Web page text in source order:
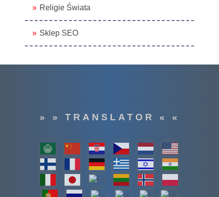
Religie Świata
Sklep SEO
» » TRANSLATOR « «